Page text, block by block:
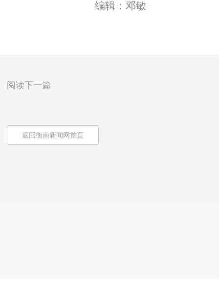
编辑：邓敏
阅读下一篇
返回衡南新闻网首页